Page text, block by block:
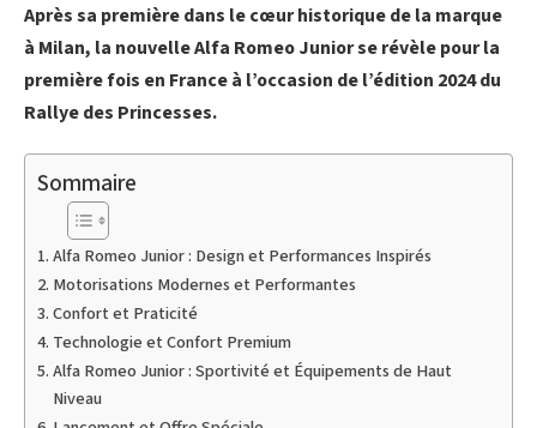
Après sa première dans le cœur historique de la marque
à Milan, la nouvelle Alfa Romeo Junior se révèle pour la
première fois en Franceà l’occasion de l’édition 2024 du
Rallye des Princesses.
Sommaire
Alfa Romeo Junior : Design et Performances Inspirés
Motorisations Modernes et Performantes
Confort et Praticité
Technologie et Confort Premium
Alfa Romeo Junior : Sportivité et Équipements de Haut
Niveau